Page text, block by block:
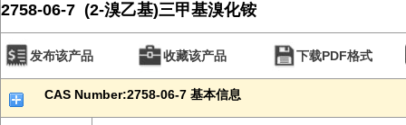
2758-06-7 (2-溴乙基)三甲基溴化铵
发布该产品 收藏该产品 下载PDF格式
CAS Number:2758-06-7 基本信息